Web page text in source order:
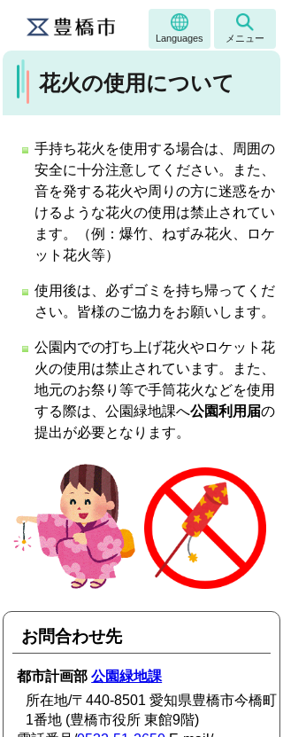
Languages メニュー
花火の使用について
手持ち花火を使用する場合は、周囲の
安全に十分注意してください。また、
音を発する花火や周りの方に迷惑をか
けるような花火の使用は禁止されてい
ます。（例：爆竹、ねずみ花火、ロケ
ット花火等）
使用後は、必ずゴミを持ち帰ってくだ
さい。皆様のご協力をお願いします。
公園内での打ち上げ花火やロケット花
火の使用は禁止されています。また、
地元のお祭り等で手筒花火などを使用
する際は、公園緑地課へ公園利用届の
提出が必要となります。
お問合わせ先
都市計画部公園緑地課
所在地/〒440-8501 愛知県豊橋市今橋町
1番地 (豊橋市役所 東館9階)